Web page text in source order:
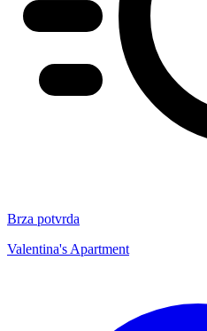
Brza potvrda
Valentina's Apartment